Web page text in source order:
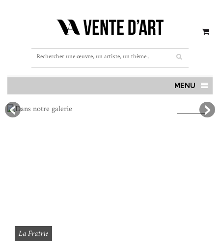
MENU
Découvrez toutes les nouveautés
La Fratrie